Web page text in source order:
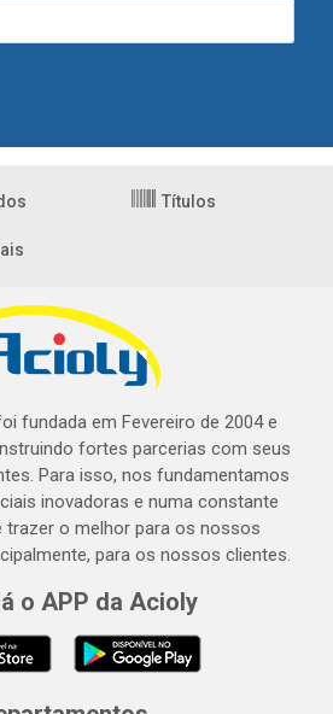
Títulos
fundada em Fevereiro de 2004 e
fortes parcerias com seus
Para isso, nos fundamentamos
inovadoras e numa constante
trazer o melhor para os nossos
para os nossos clientes.
o APP da Acioly